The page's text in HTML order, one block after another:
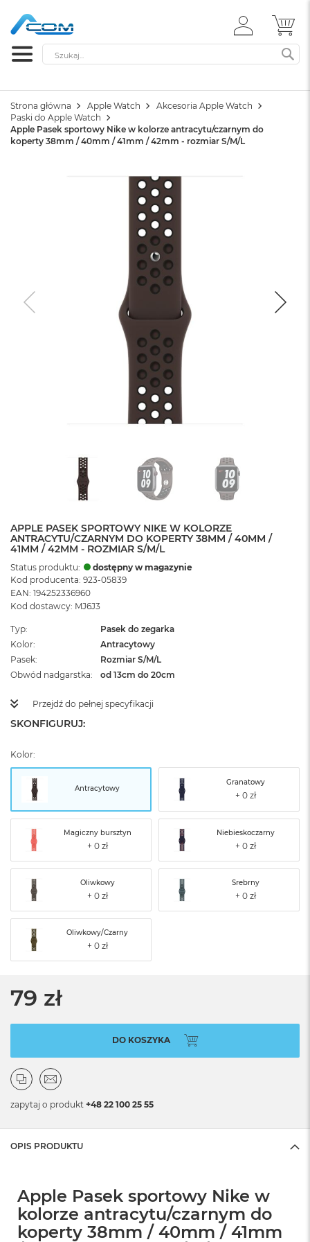
ZALOGUJ
SIĘ
Szukaj
Strona główna Apple Watch
Akcesoria Apple Watch
Paski do Apple Watch
Apple Pasek sportowy Nike w kolorze antracytu/czarnym do
koperty 38mm / 40mm / 41mm / 42mm - rozmiar S/M/L
APPLE PASEK SPORTOWY NIKE W KOLORZE
ANTRACYTU/CZARNYM DO KOPERTY 38MM / 40MM /
41MM / 42MM - ROZMIAR S/M/L
Status produktu:
dostępny w magazynie
Kod producenta: 923-05839
EAN: 194252336960
Kod dostawcy: MJ6J3
Typ
Pasek do zegarka
Kolor
Antracytowy
Pasek
Rozmiar S/M/L
Obwód nadgarstka
od 13cm do 20cm
Przejdź do pełnej specyfikacji
SKONFIGURUJ:
Kolor:
Antracytowy
Granatowy
Magiczny bursztyn Niebieskoczarny
Oliwkowy Srebrny
Oliwkowy/Czarny
79 zł
DO KOSZYKA
zapytaj o produkt +48 22 100 25 55
OPIS PRODUKTU
Apple Pasek sportowy Nike w
kolorze antracytu/czarnym do
koperty 38mm / 40mm / 41mm